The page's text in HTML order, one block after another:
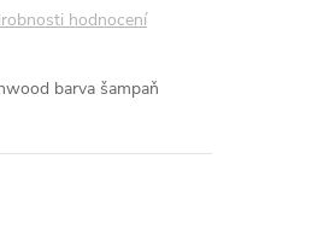
hodnocení
barva šampaň